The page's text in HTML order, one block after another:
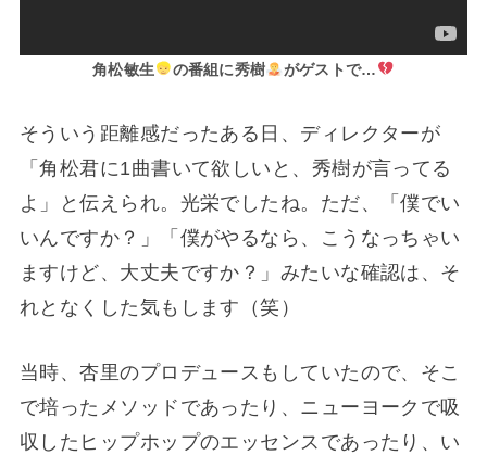
角松敏生 の番組に秀樹 がゲストで…
そういう距離感だったある日、ディレクターが
「角松君に1曲書いて欲しいと、秀樹が言ってる
よ」と伝えられ。光栄でしたね。ただ、「僕でい
いんですか？」「僕がやるなら、こうなっちゃい
ますけど、大丈夫ですか？」みたいな確認は、そ
れとなくした気もします（笑）
当時、杏里のプロデュースもしていたので、そこ
で培ったメソッドであったり、ニューヨークで吸
収したヒップホップのエッセンスであったり、い